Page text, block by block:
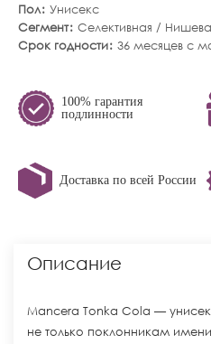
Пол Унисекс
Сегмент Селективная /
Срок годности 36 месяцев с
100% гарантия
подлинности
Доставка по всей России
Описание
Mancera Tonka Cola —
не только поклонникам